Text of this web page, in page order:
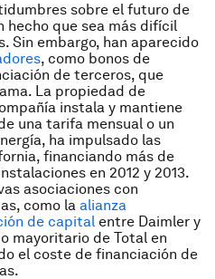
sobre el futuro de
hecho que sea más difícil
Sin embargo, han aparecido
, como bonos de
de terceros, que
La propiedad de
instala y mantiene
una tarifa mensual o un
ha impulsado las
financiando más de
en 2012 y 2013.
asociaciones con
como la alianza
de capital entre Daimler y
mayoritario de Total en
el coste de financiación de